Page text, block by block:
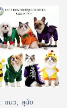
แมว, สุนัข